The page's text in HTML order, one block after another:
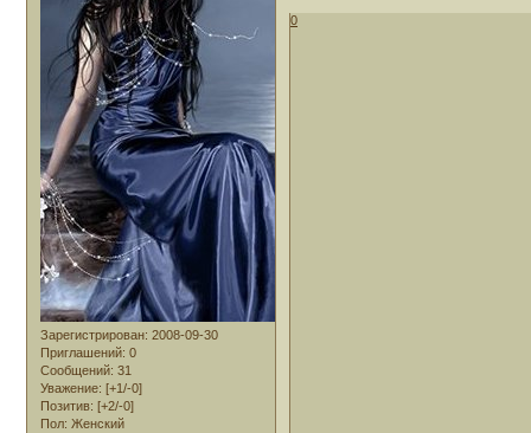
Зарегистрирован: 2008-09-30
Приглашений: 0
Сообщений: 31
Уважение: [+1/-0]
Позитив: [+2/-0]
Пол: Женский
0